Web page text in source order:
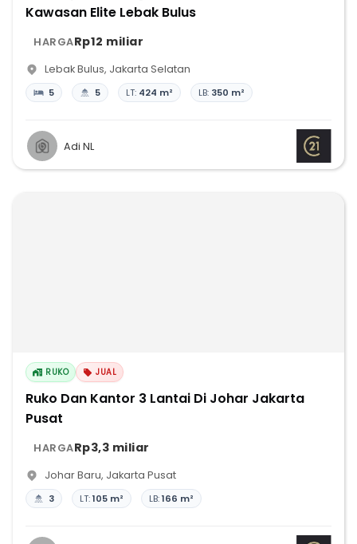
Kawasan Elite Lebak Bulus
HARGARp12 miliar
Lebak Bulus, Jakarta Selatan
5 5 LT: 424 m² LB: 350 m²
Adi NL
RUKO JUAL
Ruko Dan Kantor 3 Lantai Di Johar Jakarta
Pusat
HARGARp3,3 miliar
Johar Baru, Jakarta Pusat
3 LT:105 m² LB:166 m²